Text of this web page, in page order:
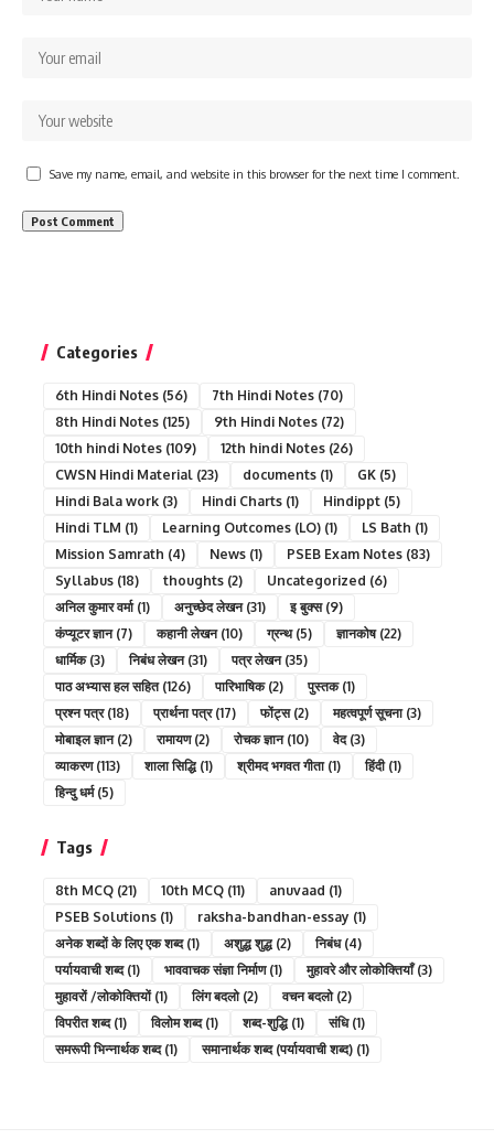
Save my name, email, and website in this browser for the next time I comment.
Categories
6th Hindi Notes (56) 7th Hindi Notes (70)
8th Hindi Notes (125) 9th Hindi Notes (72)
10th hindi Notes (109) 12th hindi Notes (26)
CWSN Hindi Material (23) documents (1) GK (5)
Hindi Bala work (3) Hindi Charts (1) Hindippt (5)
Hindi TLM (1) Learning Outcomes (LO) (1) LS Bath (1)
Mission Samrath (4) News (1) PSEB Exam Notes (83)
Syllabus (18) thoughts (2) Uncategorized (6)
अनिल कुमार वर्मा(1) अनुच्छेद लेखन(31) इ बुक्स(9)
कंप्यूटर ज्ञान(7) कहानी लेखन(10) ग्रन्थ(5) ज्ञानकोष(22)
धार्मिक(3) निबंध लेखन(31) पत्र लेखन(35)
पाठ अभ्यास हल सहित(126) पारिभाषिक(2) पुस्तक(1)
प्रश्न पत्र(18) प्रार्थना पत्र(17) फोंट्स(2) महत्वपूर्ण सूचना(3)
मोबाइल ज्ञान(2) रामायण(2) रोचक ज्ञान(10) वेद(3)
व्याकरण(113) शाला सिद्धि(1) श्रीमद भगवत गीता(1) हिंदी(1)
हिन्दु धर्म(5)
Tags
8th MCQ (21) 10th MCQ (11) anuvaad (1)
PSEB Solutions (1) raksha-bandhan-essay (1)
अनेक शब्दों के लिए एक शब्द(1) अशुद्ध शुद्ध(2) निबंध(4)
पर्यायवाची शब्द(1) भाववाचक संज्ञा निर्माण(1) मुहावरे और लोकोक्तियाँ(3)
मुहावरों /लोकोक्तियों(1) लिंग बदलो(2) वचन बदलो(2)
विपरीत शब्द(1) विलोम शब्द(1) शब्द-शुद्धि(1) संधि(1)
समरूपी भिन्नार्थक शब्द(1) समानार्थक शब्द (पर्यायवाची शब्द) (1)